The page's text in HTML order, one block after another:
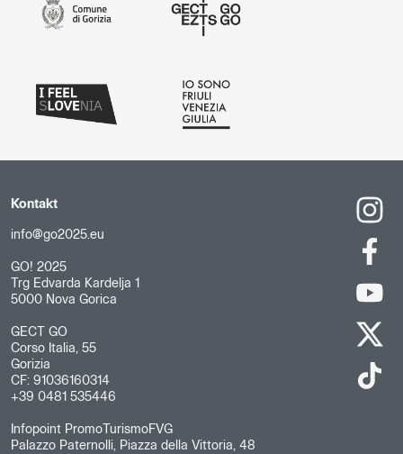
Kontakt
info@go2025.eu
GO! 2025
Trg Edvarda Kardelja 1
5000 Nova Gorica
GECT GO
Corso Italia, 55
Gorizia
CF: 91036160314
+39 0481 535446
Infopoint PromoTurismoFVG
Palazzo Paternolli, Piazza della Vittoria, 48